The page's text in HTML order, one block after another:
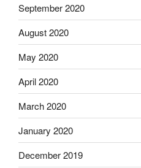
September 2020
August 2020
May 2020
April 2020
March 2020
January 2020
December 2019